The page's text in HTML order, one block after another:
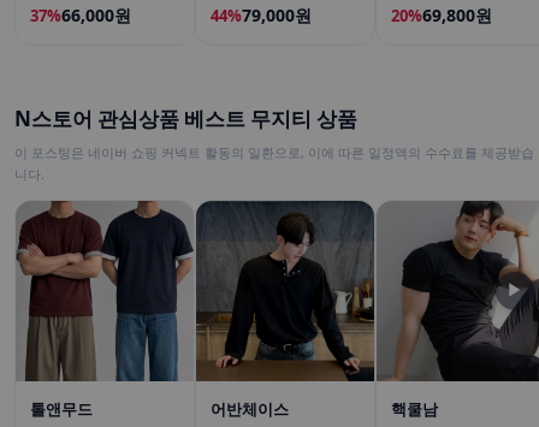
37%66,000원 44%79,000원 20%69,800원
N스토어 관심상품 베스트 무지티 상품
이 포스팅은 네이버 쇼핑 커넥트 활동의 일환으로, 이에 따른 일정액의 수수료를 제공받습
니다.
톨앤무드 어반체이스 핵쿨남
▶